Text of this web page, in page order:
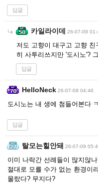
답글
카일라이데 26-07-09
저도 고향이 대구고 고향
히 사투리쓰지만 '도시노'?
답글
HelloNeck 26-07-09 04:46
도시노는 내 생에 첨들어본다
답글
탈모는힐안돼 26-07-09
이미 나락간 선례들이 많지않
절대로 모를 수가 없는 환경이
몰랐다? 무지다?